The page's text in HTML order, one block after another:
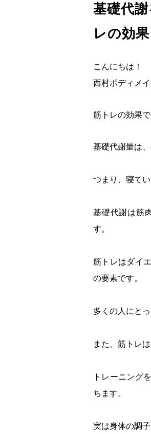
基礎代
レの効
こんにちは！
西村ボディメ
筋トレの効果
基礎代謝量は
つまり、寝て
基礎代謝は筋
す。
筋トレはダイ
の要素です。
多くの人にと
また、筋トレ
トレーニング
ちます。
実は身体の調